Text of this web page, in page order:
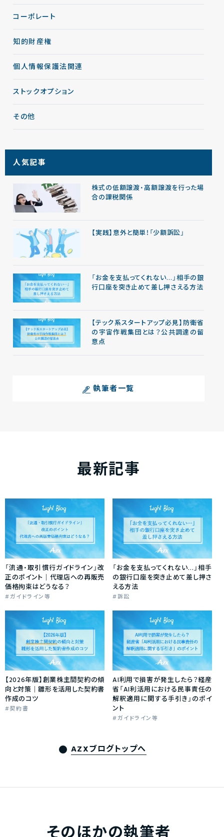
コーポレート
知的財産権
個人情報保護法関連
ストックオプション
その他
人気記事
株式の低額譲渡・高額譲渡を行った場
合の課税関係
【実践】意外と簡単！「少額訴訟」
「お金を支払ってくれない…」相手の銀
行口座を突き止めて差し押さえる方法
【テック系スタートアップ必見】防衛省
の宇宙作戦集団とは？公共調達の留
意点
執筆者一覧
最新記事
「流通・取引慣行ガイドライン」改
正のポイント｜代理店への再販売
価格拘束はどうなる？
ガイドライン等
「お金を支払ってくれない…」相手
の銀行口座を突き止めて差し押さ
える方法
訴訟
【2026年版】創業株主間契約の傾
向と対策｜雛形を活用した契約書
作成のコツ
契約書
AI利用で損害が発生したら？経産
省「AI利活用における民事責任の
解釈適用に関する手引き」のポイ
ント
ガイドライン等
AZXブログトップへ